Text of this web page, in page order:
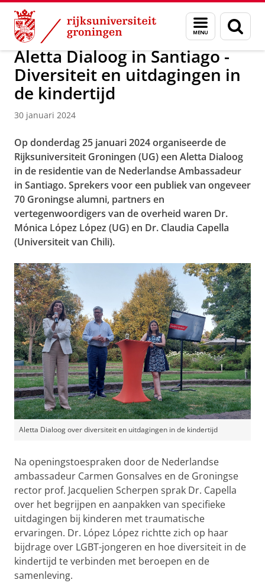
Skip
Content
Skip
Navigation
Menu
en
zoeken
Over ons Profiel Internationalization
Aletta Dialoog in Santiago -
Diversiteit en uitdagingen in
de kindertijd
30 januari 2024
Op donderdag 25 januari 2024 organiseerde de
Rijksuniversiteit Groningen (UG) een Aletta Dialoog
in de residentie van de Nederlandse Ambassadeur
in Santiago. Sprekers voor een publiek van ongeveer
70 Groningse alumni, partners en
vertegenwoordigers van de overheid waren Dr.
Mόnica Lόpez Lόpez (UG) en Dr. Claudia Capella
(Universiteit van Chili).
Aletta Dialoog over diversiteit en uitdagingen in de kindertijd
Na openingstoespraken door de Nederlandse
ambassadeur Carmen Gonsalves en de Groningse
rector prof. Jacquelien Scherpen sprak Dr. Capella
over het begrijpen en aanpakken van specifieke
uitdagingen bij kinderen met traumatische
ervaringen. Dr. Lόpez Lόpez richtte zich op haar
bijdrage over LGBT-jongeren en hoe diversiteit in de
kindertijd te verbinden met beroepen en de
samenleving.